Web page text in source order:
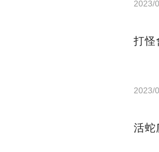
2023/
打怪
2023/
活蛇